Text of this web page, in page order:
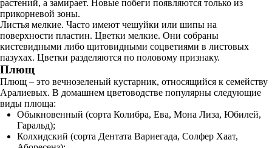
растений, а замирает. Новые побеги появляются только из
прикорневой зоны.
Листья мелкие. Часто имеют чешуйки или шипы на
поверхности пластин. Цветки мелкие. Они собраны
кистевидными либо щитовидными соцветиями в листовых
пазухах. Цветки разделяются по половому признаку.
Плющ
Плющ – это вечнозеленый кустарник, относящийся к семейству
Аралиевых. В домашнем цветоводстве популярны следующие
виды плюща:
Обыкновенный (сорта Колибра, Ева, Мона Лиза, Юбилей,
Гаральд);
Колхидский (сорта Дентата Вариегада, Солфер Хаат,